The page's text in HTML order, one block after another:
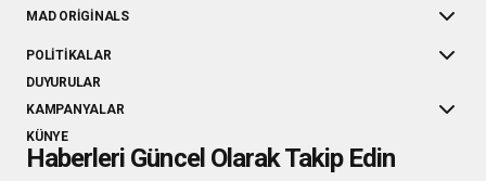
MAD ORIGINALS
POLITIKALAR
DUYURULAR
KAMPANYALAR
KÜNYE
Haberleri Güncel Olarak Takip Edin